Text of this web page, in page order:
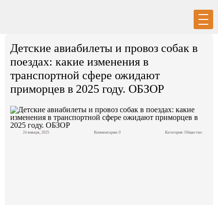
Экономика
Детские авиабилеты и провоз собак в
поездах: какие изменения в
транспортной сфере ожидают
приморцев в 2025 году. ОБЗОР
24 января, 2025 Комментарии: 0 Категория: Общество